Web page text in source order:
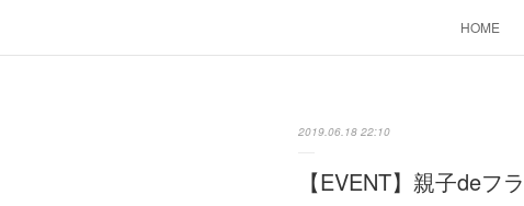
HOME
2019.06.18 22:10
【EVENT】親子deフ